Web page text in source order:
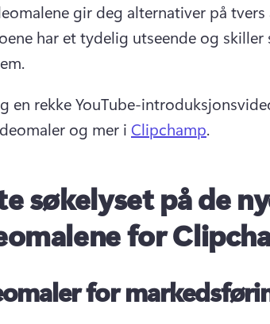
gir deg alternativer på tvers
har et tydelig utseende og
en rekke YouTube-
og mer i Clipchamp.
søkelyset på de
for
for